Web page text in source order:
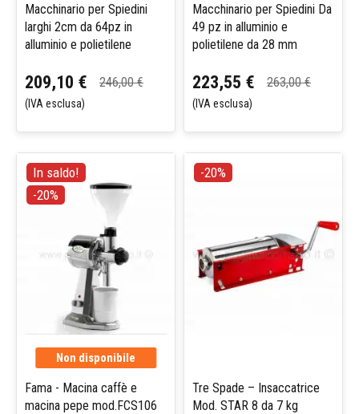
Macchinario per Spiedini
larghi 2cm da 64pz in
alluminio e polietilene
209,10 €
(IVA esclusa)
246,00 €
Macchinario per Spiedini Da
49 pz in alluminio e
polietilene da 28 mm
223,55 €
(IVA esclusa)
263,00 €
In saldo!
-20%
Non disponibile
Fama - Macina caffè e
macina pepe mod.FCS106
-20%
Tre Spade – Insaccatrice
Mod. STAR 8 da 7 kg